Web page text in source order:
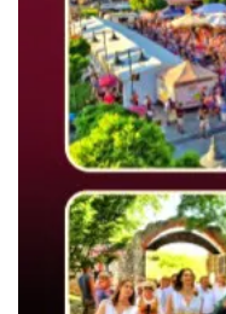
Światowy
Poręba
27.04 km